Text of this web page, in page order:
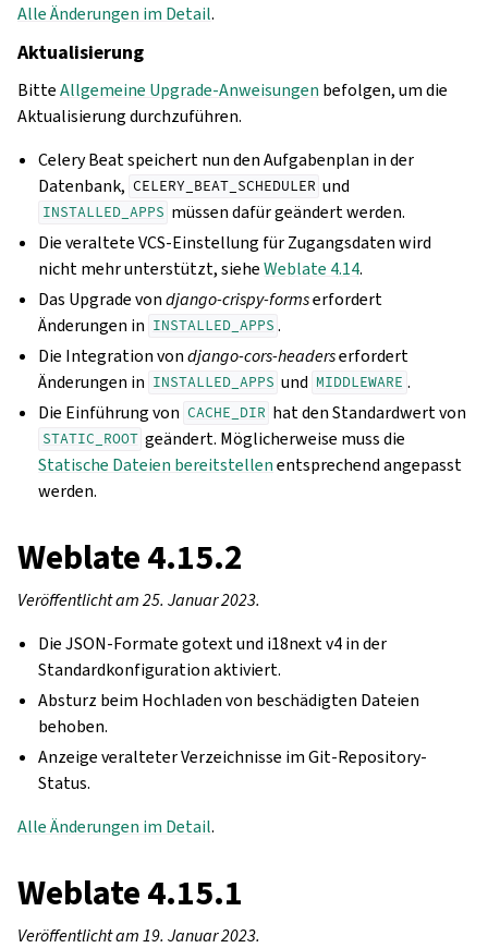
Alle Änderungen im Detail.
Aktualisierung
BitteAllgemeine Upgrade-Anweisungen befolgen, um die
Aktualisierung durchzuführen.
Celery Beat speichert nun den Aufgabenplan in der
Datenbank, CELERY_BEAT_SCHEDULER und
INSTALLED_APPS müssen dafür geändert werden.
Die veraltete VCS-Einstellung für Zugangsdaten wird
nicht mehr unterstützt, sieheWeblate 4.14.
Das Upgrade vondjango-crispy-formserfordert
Änderungen in INSTALLED_APPS .
Die Integration vondjango-cors-headerserfordert
Änderungen in INSTALLED_APPS und MIDDLEWARE .
Die Einführung von CACHE_DIR hat den Standardwert von
STATIC_ROOT geändert. Möglicherweise muss die
Statische Dateien bereitstellenentsprechend angepasst
werden.
Weblate 4.15.2
Veröffentlicht am 25. Januar 2023.
Die JSON-Formate gotext und i18next v4 in der
Standardkonfiguration aktiviert.
Absturz beim Hochladen von beschädigten Dateien
behoben.
Anzeige veralteter Verzeichnisse im Git-Repository-
Status.
Alle Änderungen im Detail.
Weblate 4.15.1
Veröffentlicht am 19. Januar 2023.